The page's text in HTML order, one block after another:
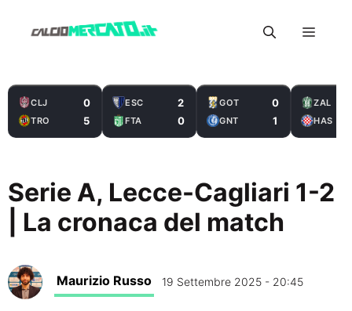
Menu
CLJ 0
TRO 5
ESC 2
FTA 0
GOT 0
GNT 1
ZAL
HAS
Serie A, Lecce-Cagliari 1-2
| La cronaca del match
Maurizio Russo 19 Settembre 2025 - 20:45